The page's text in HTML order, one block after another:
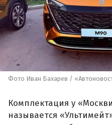
Фото Иван Бахарев /
Комплектация у
называется